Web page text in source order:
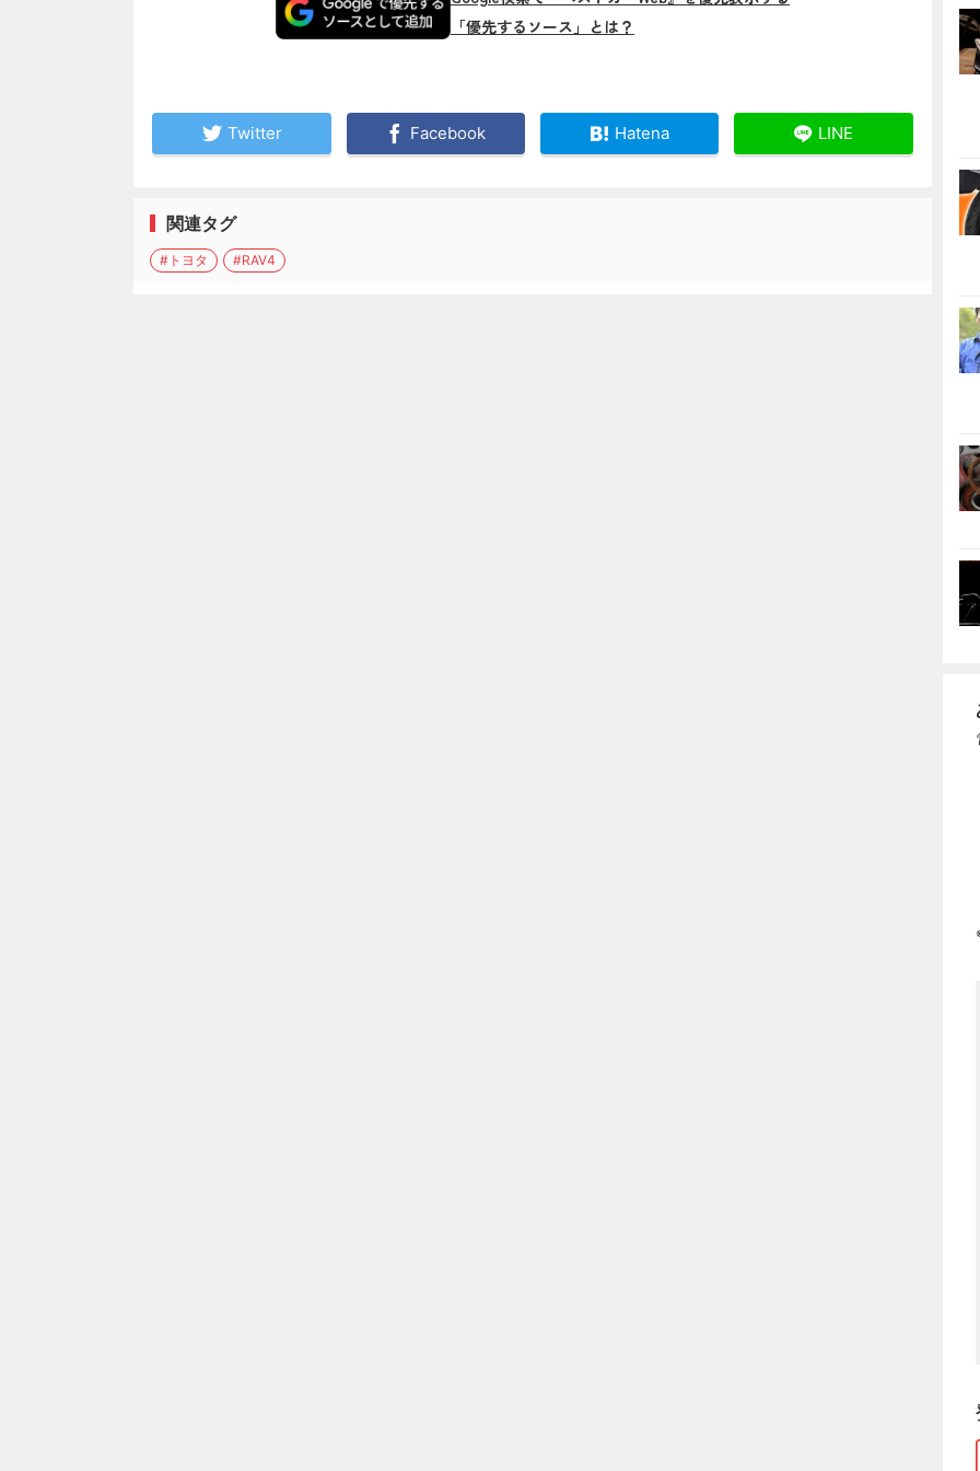
「優先するソース」とは？
Twitter Facebook Hatena LINE
関連タグ
#トヨタ #RAV4